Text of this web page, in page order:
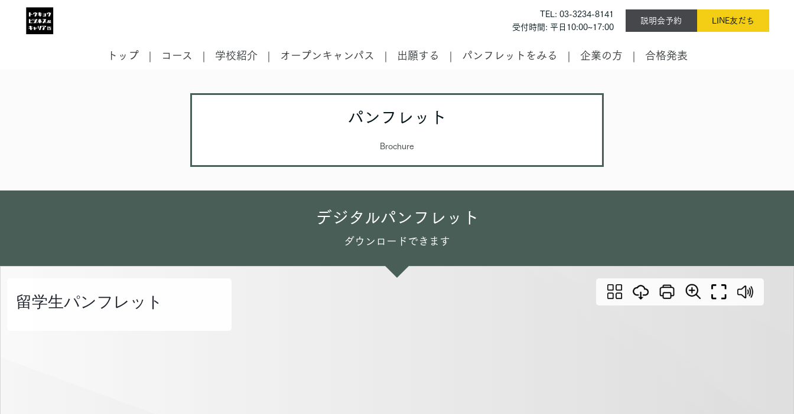
TEL: 03-3234-8141
受付時間: 平日10:00~17:00
説明会予約 LINE友だち
トップ コース 学校紹介 オープンキャンパス 出願する パンフレットをみる 企業の方 合格発表
パンフレット
Brochure
デジタルパンフレット
ダウンロードできます